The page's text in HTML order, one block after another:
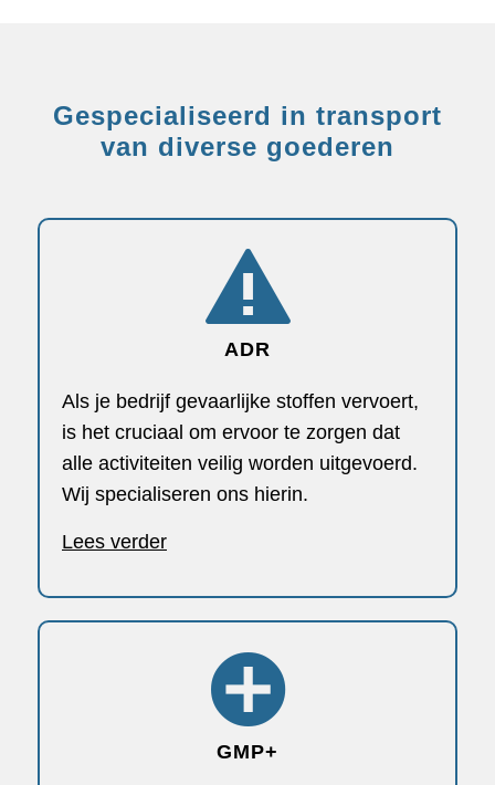
Gespecialiseerd in transport
van diverse goederen
ADR
Als je bedrijf gevaarlijke stoffen vervoert,
is het cruciaal om ervoor te zorgen dat
alle activiteiten veilig worden uitgevoerd.
Wij specialiseren ons hierin.
Lees verder
GMP+